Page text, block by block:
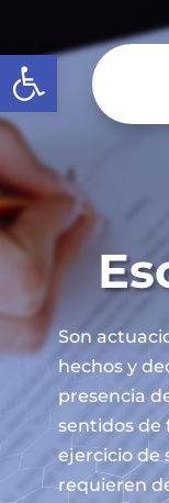
Abrir barra de
Son
hechos y
presencia
sentidos de
ejercicio de
requieren